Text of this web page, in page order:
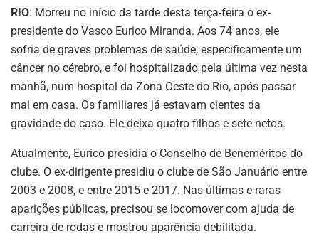
RIO: Morreu no início da tarde desta terça-feira o ex-
presidente do Vasco Eurico Miranda. Aos 74 anos, ele
sofria de graves problemas de saúde, especificamente um
câncer no cérebro, e foi hospitalizado pela última vez nesta
manhã, num hospital da Zona Oeste do Rio, após passar
mal em casa. Os familiares já estavam cientes da
gravidade do caso. Ele deixa quatro filhos e sete netos.
Atualmente, Eurico presidia o Conselho de Beneméritos do
clube. O ex-dirigente presidiu o clube de São Januário entre
2003 e 2008, e entre 2015 e 2017. Nas últimas e raras
aparições públicas, precisou se locomover com ajuda de
carreira de rodas e mostrou aparência debilitada.